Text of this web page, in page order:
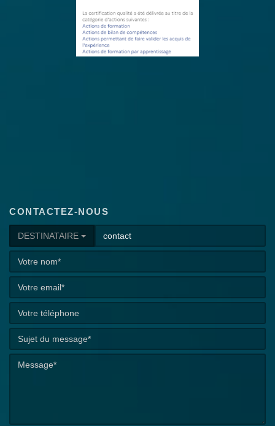
CONTACTEZ-NOUS
DESTINATAIRE